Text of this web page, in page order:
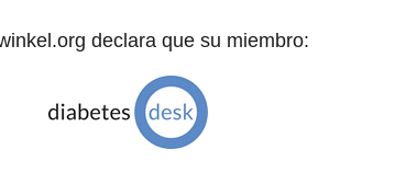
declara que su miembro: